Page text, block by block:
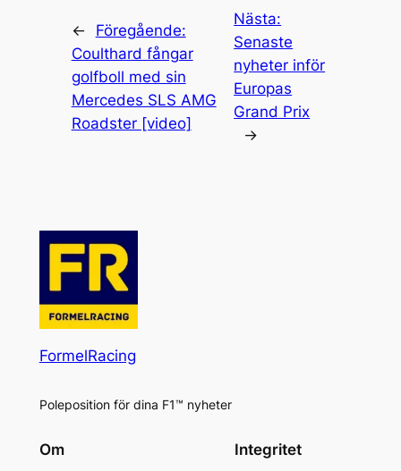
←
Föregående:
Coulthard fångar
golfboll med sin
Mercedes SLS AMG
Roadster [video]
Nästa:
Senaste
nyheter inför
Europas
Grand Prix
→
FormelRacing
Poleposition för dina F1™ nyheter
Om Integritet